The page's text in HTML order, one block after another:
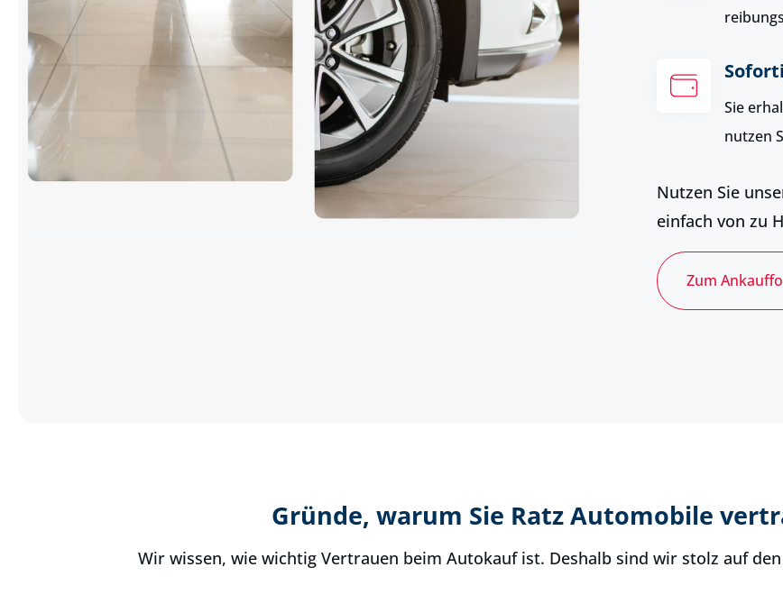
Sie
nutzen
Nutzen Sie
einfach von zu
Zum
Gründe, warum Sie Ratz Automobile
Wir wissen, wie wichtig Vertrauen beim Autokauf ist. Deshalb sind wir stolz auf